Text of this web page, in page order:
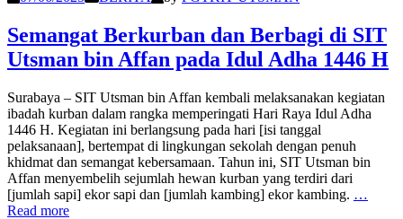
Semangat Berkurban dan Berbagi di SIT
Utsman bin Affan pada Idul Adha 1446 H
Surabaya – SIT Utsman bin Affan kembali melaksanakan kegiatan
ibadah kurban dalam rangka memperingati Hari Raya Idul Adha
1446 H. Kegiatan ini berlangsung pada hari [isi tanggal
pelaksanaan], bertempat di lingkungan sekolah dengan penuh
khidmat dan semangat kebersamaan. Tahun ini, SIT Utsman bin
Affan menyembelih sejumlah hewan kurban yang terdiri dari
[jumlah sapi] ekor sapi dan [jumlah kambing] ekor kambing. …
Read more